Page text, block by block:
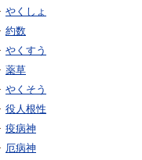
やくしょ
約数
やくすう
薬草
やくそう
役人根性
疫病神
厄病神